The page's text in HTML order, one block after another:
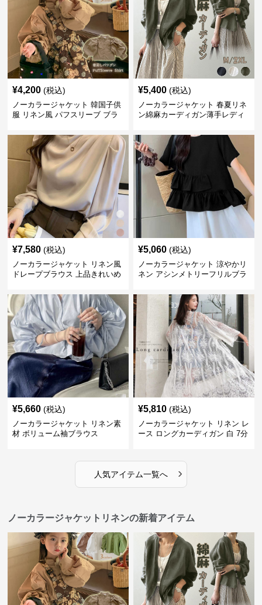
¥4,200 (税込)
ノーカラージャケット 韓国子供
服 リネン風 パフスリーブ ブラ
¥5,400 (税込)
ノーカラージャケット 春夏リネ
ン綿麻カーディガン薄手レディ
¥7,580 (税込)
ノーカラージャケット リネン風
ドレープブラウス 上品きれいめ
¥5,060 (税込)
ノーカラージャケット 涼やかリ
ネン アシンメトリーフリルブラ
¥5,660 (税込)
ノーカラージャケット リネン素
材 ボリューム袖ブラウス
¥5,810 (税込)
ノーカラージャケット リネン レ
ース ロングカーディガン 白 7分
人気アイテム一覧へ ›
ノーカラージャケットリネンの新着アイテム